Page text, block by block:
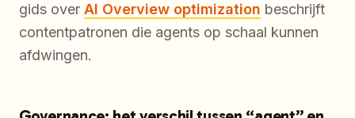
gids over AI Overview optimization beschrijft
contentpatronen die agents op schaal kunnen
afdwingen.